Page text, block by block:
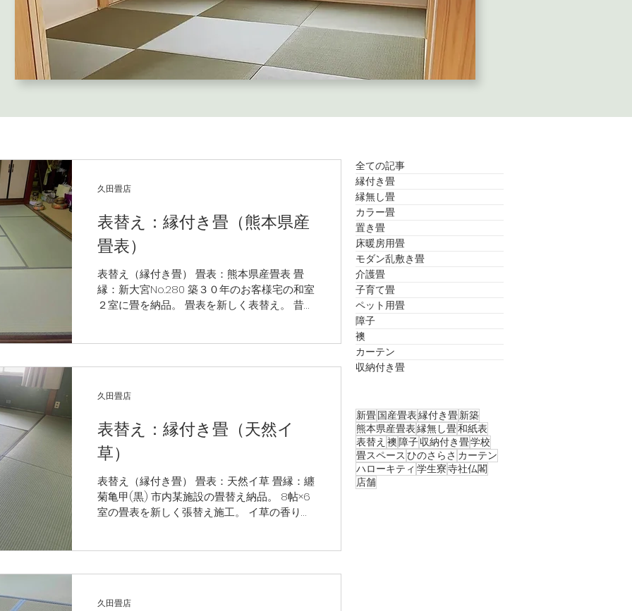
表替え：縁付き畳（熊本県産
畳表）
表替え（縁付き畳） 畳表：熊本県産畳表 畳
縁：新大宮No.280 築３０年のお客様宅の和室
２室に畳を納品。 畳表を新しく表替え。 昔な
久田畳店
表替え：縁付き畳（天然イ
草）
表替え（縁付き畳） 畳表：天然イ草 畳縁：纏
菊亀甲(黒) 市内某施設の畳替え納品。 8帖×6
室の畳表を新しく張替え施工。 イ草の香りい
久田畳店
久田畳店
全ての記事
縁付き畳
縁無し畳
カラー畳
置き畳
床暖房用畳
モダン乱敷き畳
介護畳
子育て畳
ペット用畳
障子
襖
カーテン
収納付き畳
新畳国産畳表縁付き畳新築
熊本県産畳表縁無し畳和紙表
表替え 襖障子収納付き畳学校
畳スペース ひのさらさ カーテン
ハローキティ 学生寮寺社仏閣
店舗